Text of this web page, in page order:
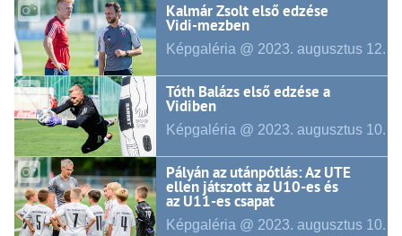
Kalmár Zsolt első edzése
Vidi-mezben
Képgaléria @ 2023. augusztus 12.
Tóth Balázs első edzése a
Vidiben
Képgaléria @ 2023. augusztus 10.
Pályán az utánpótlás: Az UTE
ellen játszott az U10-es és
az U11-es csapat
Képgaléria @ 2023. augusztus 10.